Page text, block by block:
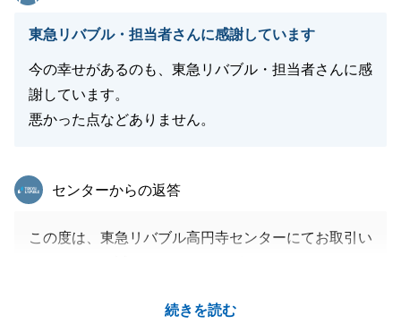
東急リバブル・担当者さんに感謝しています
今の幸せがあるのも、東急リバブル・担当者さんに感
謝しています。
悪かった点などありません。
続きを読む
東急リバブル
センターからの返答
この度は、東急リバブル高円寺センターにてお取引い